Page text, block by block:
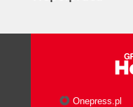
8.1 Mutacje
8.2 Przykłady
jednego genu
Onepress.pl